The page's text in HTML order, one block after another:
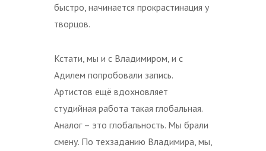
быстро, начинается прокрастинация у
творцов.
Кстати, мы и с Владимиром, и с
Адилем попробовали запись.
Артистов ещё вдохновляет
студийная работа такая глобальная.
Аналог – это глобальность. Мы брали
смену. По техзаданию Владимира, мы,